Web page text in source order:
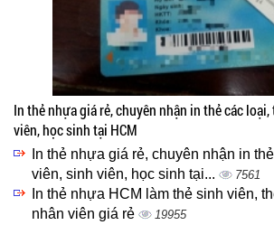
In thẻ nhựa giá rẻ, chuyên nhận in thẻ các
viên, học sinh tại HCM
In thẻ nhựa giá rẻ, chuyên nhận in
viên, sinh viên, học sinh tại...
7561
In thẻ nhựa HCM làm thẻ sinh viên,
nhân viên giá rẻ
19955